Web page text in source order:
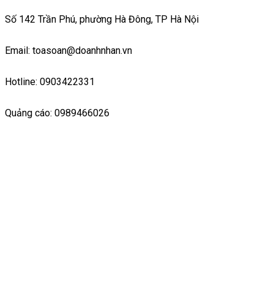
Số 142 Trần Phú, phường Hà Đông, TP Hà Nội
Email: toasoan@doanhnhan.vn
Hotline: 0903422331
Quảng cáo: 0989466026